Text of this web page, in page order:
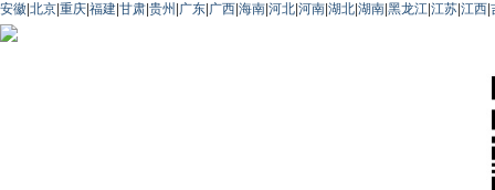
安徽 北京 重庆 福建 甘肃 贵州 广东 广西 海南 河北 河南 湖北 湖南 黑龙江 江苏 江西